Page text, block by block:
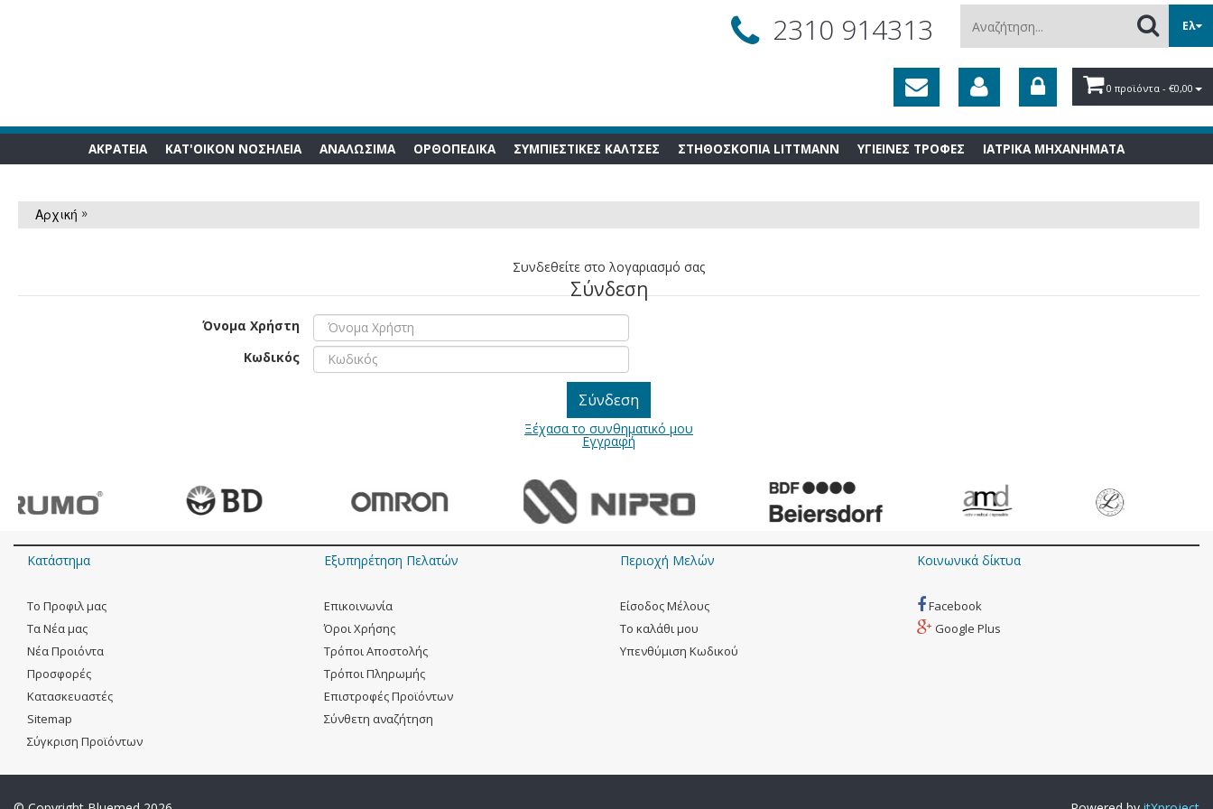
2310 914313
Αναζήτηση...
Ελ
0 προϊόντα - €0,00
ΑΚΡΑΤΕΙΑ ΚΑΤ'ΟΙΚΟΝ ΝΟΣΗΛΕΙΑ ΑΝΑΛΩΣΙΜA ΟΡΘΟΠΕΔΙΚΑ ΣΥΜΠΙΕΣΤΙΚΕΣ ΚΑΛΤΣΕΣ ΣΤΗΘΟΣΚΟΠΙΑ LITTMANN ΥΓΙΕΙΝΕΣ ΤΡΟΦΕΣ ΙΑΤΡΙΚΑ ΜΗΧΑΝΗΜΑΤΑ
Αρχική »
Συνδεθείτε στο λογαριασμό σας
Σύνδεση
Όνομα Χρήστη
Κωδικός
Ξέχασα το συνθηματικό μου
Εγγραφή
Κατάστημα
Tο Προφιλ μας
Tα Νέα μας
Νέα Προιόντα
Προσφορές
Kατασκευαστές
Sitemap
Σύγκριση Προϊόντων
Εξυπηρέτηση Πελατών
Eπικοινωνία
Όροι Χρήσης
Τρόποι Αποστολής
Τρόποι Πληρωμής
Επιστροφές Προϊόντων
Σύνθετη αναζήτηση
Περιοχή Mελών
Eίσοδος Μέλους
To καλάθι μου
Yπενθύμιση Κωδικού
Κοινωνικά δίκτυα
Facebook
Google Plus